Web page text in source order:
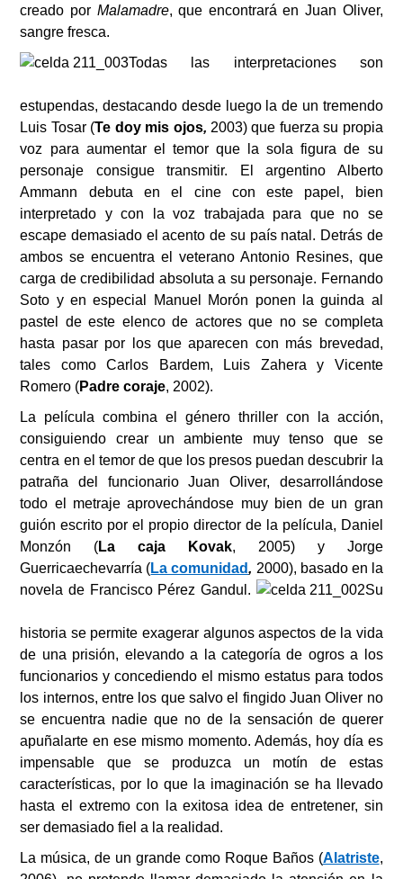
creado por Malamadre, que encontrará en Juan Oliver,
sangre fresca.
Todas las interpretaciones son
estupendas, destacando desde luego la de un tremendo
Luis Tosar (Te doy mis ojos, 2003) que fuerza su propia
voz para aumentar el temor que la sola figura de su
personaje consigue transmitir. El argentino Alberto
Ammann debuta en el cine con este papel, bien
interpretado y con la voz trabajada para que no se
escape demasiado el acento de su país natal. Detrás de
ambos se encuentra el veterano Antonio Resines, que
carga de credibilidad absoluta a su personaje. Fernando
Soto y en especial Manuel Morón ponen la guinda al
pastel de este elenco de actores que no se completa
hasta pasar por los que aparecen con más brevedad,
tales como Carlos Bardem, Luis Zahera y Vicente
Romero (Padre coraje, 2002).
La película combina el género thriller con la acción,
consiguiendo crear un ambiente muy tenso que se
centra en el temor de que los presos puedan descubrir la
patraña del funcionario Juan Oliver, desarrollándose
todo el metraje aprovechándose muy bien de un gran
guión escrito por el propio director de la película, Daniel
Monzón (La caja Kovak, 2005) y Jorge
Guerricaechevarría (La comunidad, 2000), basado en la
novela de Francisco Pérez Gandul.
Su
historia se permite exagerar algunos aspectos de la vida
de una prisión, elevando a la categoría de ogros a los
funcionarios y concediendo el mismo estatus para todos
los internos, entre los que salvo el fingido Juan Oliver no
se encuentra nadie que no de la sensación de querer
apuñalarte en ese mismo momento. Además, hoy día es
impensable que se produzca un motín de estas
características, por lo que la imaginación se ha llevado
hasta el extremo con la exitosa idea de entretener, sin
ser demasiado fiel a la realidad.
La música, de un grande como Roque Baños (Alatriste,